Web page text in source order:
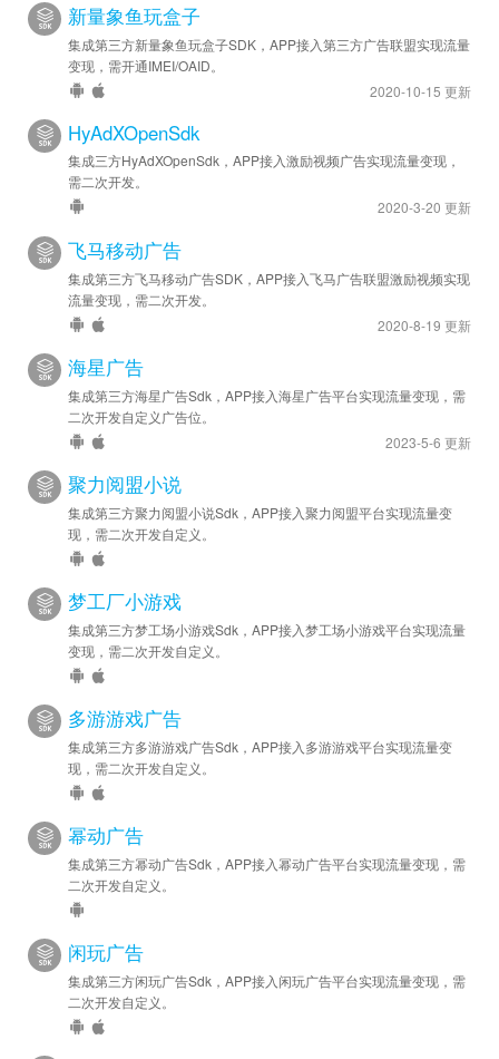
新量象鱼玩盒子
集成第三方新量象鱼玩盒子SDK，APP接入第三方广告联盟实现流量
变现，需开通IMEI/OAID。
2020-10-15 更新
HyAdXOpenSdk
集成三方HyAdXOpenSdk，APP接入激励视频广告实现流量变现，
需二次开发。
2020-3-20 更新
飞马移动广告
集成第三方飞马移动广告SDK，APP接入飞马广告联盟激励视频实现
流量变现，需二次开发。
2020-8-19 更新
海星广告
集成第三方海星广告Sdk，APP接入海星广告平台实现流量变现，需
二次开发自定义广告位。
2023-5-6 更新
聚力阅盟小说
集成第三方聚力阅盟小说Sdk，APP接入聚力阅盟平台实现流量变
现，需二次开发自定义。
梦工厂小游戏
集成第三方梦工场小游戏Sdk，APP接入梦工场小游戏平台实现流量
变现，需二次开发自定义。
多游游戏广告
集成第三方多游游戏广告Sdk，APP接入多游游戏平台实现流量变
现，需二次开发自定义。
幂动广告
集成第三方幂动广告Sdk，APP接入幂动广告平台实现流量变现，需
二次开发自定义。
闲玩广告
集成第三方闲玩广告Sdk，APP接入闲玩广告平台实现流量变现，需
二次开发自定义。